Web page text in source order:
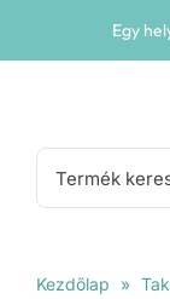
Egy
Keresés...
Kezdőlap »